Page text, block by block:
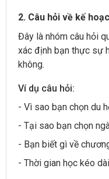
2. Câu hỏi về kế
Đây là nhóm câu hỏi
xác định bạn thực sự
không.
Ví dụ câu hỏi:
- Vì sao bạn chọn du
- Tại sao bạn chọn
- Bạn biết gì về
- Thời gian học kéo